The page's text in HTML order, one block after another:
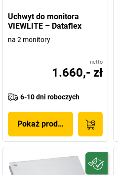
Uchwyt do monitora
VIEWLITE – Dataflex
na 2 monitory
netto
1.660,- zł
6-10 dni roboczych
Pokaż produkt